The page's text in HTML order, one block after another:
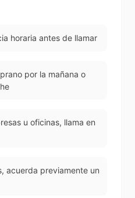
horaria antes de llamar
por la mañana o
u oficinas, llama en
acuerda previamente un